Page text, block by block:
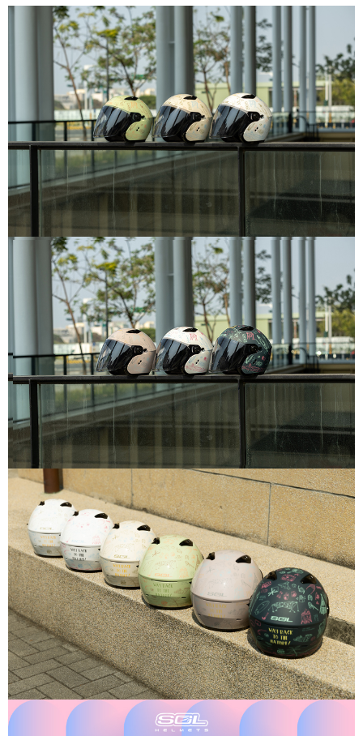
2.基於同意付款使用「大哥付你分期」之契約關係目的，商店將以您的個人
資料（包含姓名、電話或地址）提供予台灣大哥大進項蒐集、處理及利用，
由本公司與您本人進行分期帳單所需資料之確認、核對及更正。
3.完整用戶服務條款，請詳閱以下連結： https://oppay.tw/userRule
後付繳納相關費用。
※ 交易是否成功請以「AFTEE先享後付 」之結帳頁面顯示為準，若有關於
是否繳費成功／繳費後需取消欲退款等相關疑問，請聯繫「AFTEE先享後付
客戶支援中心」https://netprotections.freshdesk.com/support/home
【注意事項】
１．透過由恩沛科技股份有限公司提供之「AFTEE先享後付」服務完成之交
易，需依本服務之必要範圍內提供個人資料，並將交易相關給付款項請求債
權轉讓予恩沛科技股份有限公司。
２．關於個人資料處理事宜，請瀏覽以下網址：
https://aftee.tw/terms/#terms3
３．未成年的使用者請事先徵得法定代理人或監護人之同意方可使用
「AFTEE先享後付」，若未經同意申辦者引起之損失，本公司不負相關責
任。
４．使用「AFTEE先享後付」時，將依據個別帳號之用戶狀況，依本公司即
時審查核予不同之上限額度；若仍有額度不足之情形，本公司將視審查結果
請求用戶進行身份認證。
５．嚴禁一人註冊多個帳號或使用他人資訊註冊。若發現惡意使用之情形，
恩沛科技股份有限公司將有權停止該用戶之使用額度並採取法律行動。
付款後7-11取貨
每筆NT$80，滿NT$1,999(含以上)免運費
每筆NT$80，滿NT$1,999(含以上)免運費